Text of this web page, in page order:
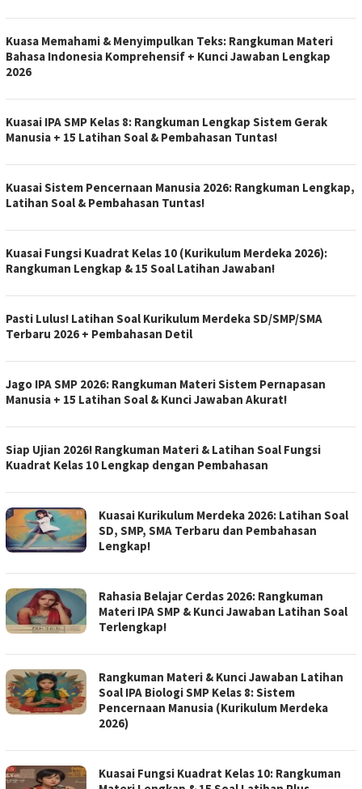
Kuasa Memahami & Menyimpulkan Teks: Rangkuman Materi
Bahasa Indonesia Komprehensif + Kunci Jawaban Lengkap
2026
Kuasai IPA SMP Kelas 8: Rangkuman Lengkap Sistem Gerak
Manusia + 15 Latihan Soal & Pembahasan Tuntas!
Kuasai Sistem Pencernaan Manusia 2026: Rangkuman Lengkap,
Latihan Soal & Pembahasan Tuntas!
Kuasai Fungsi Kuadrat Kelas 10 (Kurikulum Merdeka 2026):
Rangkuman Lengkap & 15 Soal Latihan Jawaban!
Pasti Lulus! Latihan Soal Kurikulum Merdeka SD/SMP/SMA
Terbaru 2026 + Pembahasan Detil
Jago IPA SMP 2026: Rangkuman Materi Sistem Pernapasan
Manusia + 15 Latihan Soal & Kunci Jawaban Akurat!
Siap Ujian 2026! Rangkuman Materi & Latihan Soal Fungsi
Kuadrat Kelas 10 Lengkap dengan Pembahasan
Kuasai Kurikulum Merdeka 2026: Latihan Soal
SD, SMP, SMA Terbaru dan Pembahasan
Lengkap!
Rahasia Belajar Cerdas 2026: Rangkuman
Materi IPA SMP & Kunci Jawaban Latihan Soal
Terlengkap!
Rangkuman Materi & Kunci Jawaban Latihan
Soal IPA Biologi SMP Kelas 8: Sistem
Pencernaan Manusia (Kurikulum Merdeka
2026)
Kuasai Fungsi Kuadrat Kelas 10: Rangkuman